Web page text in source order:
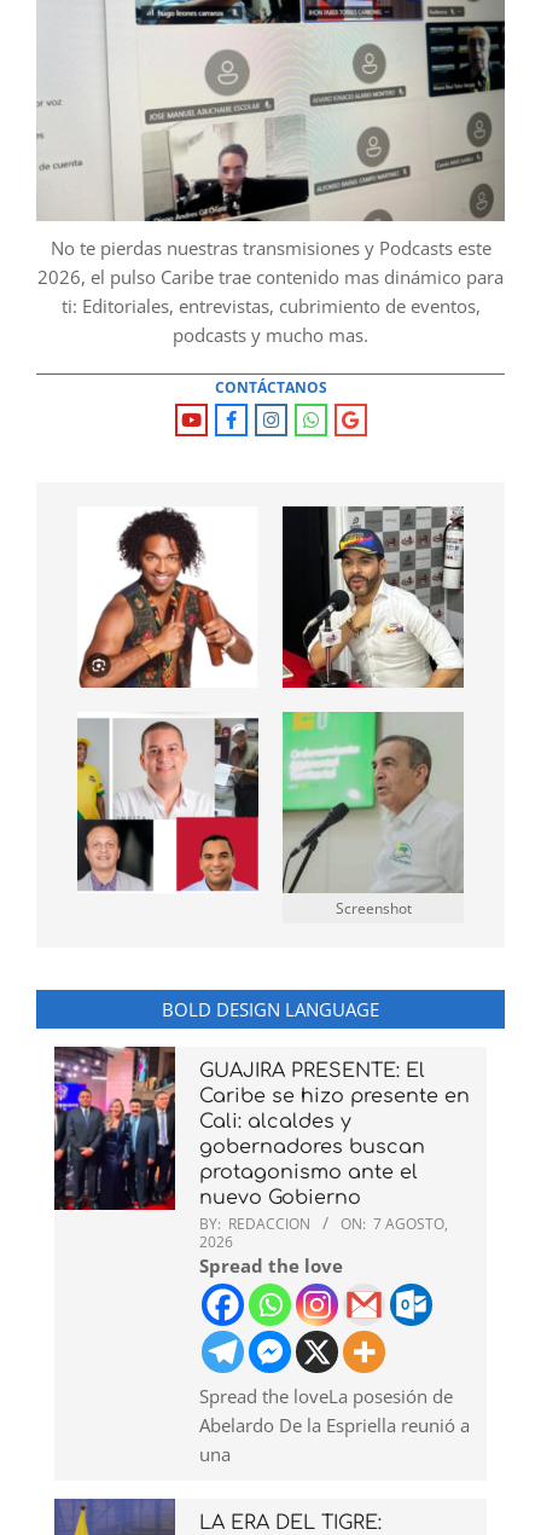
No te pierdas nuestras transmisiones y Podcasts este
2026, el pulso Caribe trae contenido mas dinámico para
ti: Editoriales, entrevistas, cubrimiento de eventos,
podcasts y mucho mas.
CONTÁCTANOS
Screenshot
BOLD DESIGN LANGUAGE
GUAJIRA PRESENTE: El
Caribe se hizo presente en
Cali: alcaldes y
gobernadores buscan
protagonismo ante el
nuevo Gobierno
BY: REDACCION ON: 7 AGOSTO,
2026
Spread the love
Spread the loveLa posesión de
Abelardo De la Espriella reunió a
una
LA ERA DEL TIGRE: